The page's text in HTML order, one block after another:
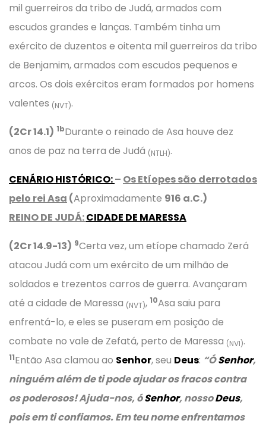
mil guerreiros da tribo de Judá, armados com
escudos grandes e lanças. Também tinha um
exército de duzentos e oitenta mil guerreiros da tribo
de Benjamim, armados com escudos pequenos e
arcos. Os dois exércitos eram formados por homens
valentes (NVT).
(2Cr 14.1) 1bDurante o reinado de Asa houve dez
anos de paz na terra de Judá (NTLH).
CENÁRIO HISTÓRICO:– Os Etíopes são derrotados
pelo rei Asa (Aproximadamente 916 a.C.)
REINO DE JUDÁ:CIDADE DE MARESSA
(2Cr 14.9-13) 9Certa vez, um etíope chamado Zerá
atacou Judá com um exército de um milhão de
soldados e trezentos carros de guerra. Avançaram
até a cidade de Maressa (NVT), 10Asa saiu para
enfrentá-lo, e eles se puseram em posição de
combate no vale de Zefatá, perto de Maressa (NVI).
11Então Asa clamou ao Senhor, seu Deus: “ÓSenhor,
ninguém além de ti pode ajudar os fracos contra
os poderosos! Ajuda-nos, óSenhor, nossoDeus,
pois em ti confiamos. Em teu nome enfrentamos